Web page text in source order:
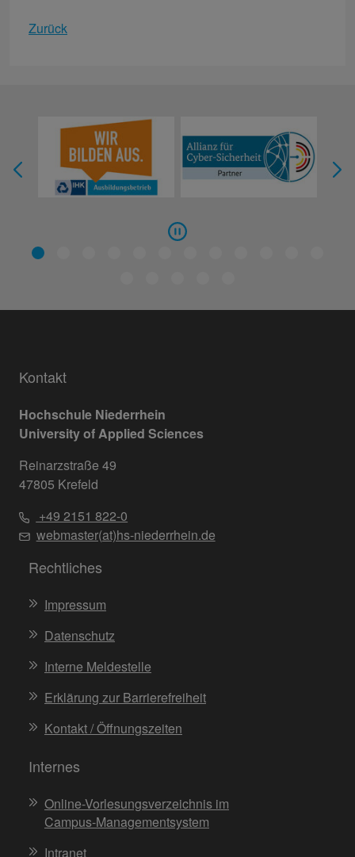
Zurück
Kontakt
Hochschule Niederrhein
University of Applied Sciences
Reinarzstraße 49
47805 Krefeld
+49 2151 822-0
webmaster(at)hs-niederrhein.de
Rechtliches
Impressum
Datenschutz
Interne Meldestelle
Erklärung zur Barrierefreiheit
Kontakt / Öffnungszeiten
Internes
Online-Vorlesungsverzeichnis im
Campus-Managementsystem
Intranet